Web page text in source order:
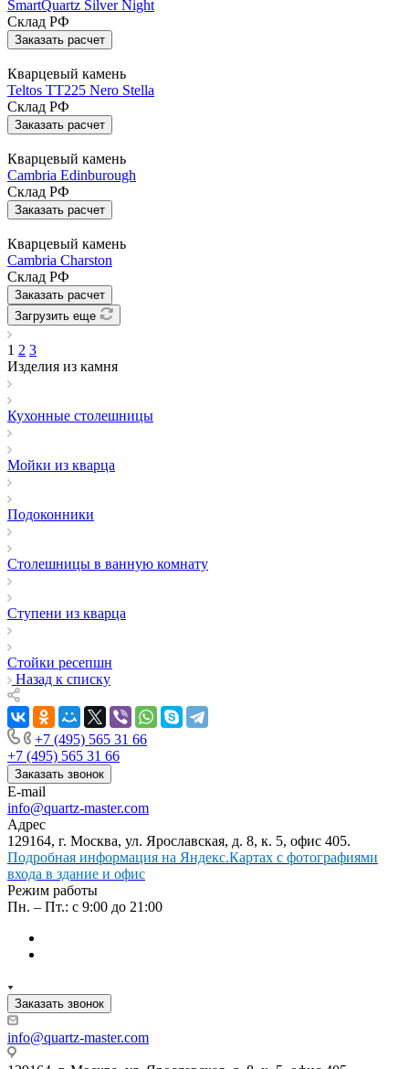
SmartQuartz Silver Night
Склад РФ
Заказать расчет
Кварцевый камень
Teltos TT225 Nero Stella
Склад РФ
Заказать расчет
Кварцевый камень
Cambria Edinburough
Склад РФ
Заказать расчет
Кварцевый камень
Cambria Charston
Склад РФ
Заказать расчет
Загрузить еще
1 2 3
Изделия из камня
Кухонные столешницы
Мойки из кварца
Подоконники
Столешницы в ванную комнату
Ступени из кварца
Стойки ресепшн
Назад к списку
+7 (495) 565 31 66
+7 (495) 565 31 66
Заказать звонок
E-mail
info@quartz-master.com
Адрес
129164, г. Москва, ул. Ярославская, д. 8, к. 5, офис 405.
Подробная информация на Яндекс.Картах с фотографиями
входа в здание и офис
Режим работы
Пн. – Пт.: с 9:00 до 21:00
Заказать звонок
info@quartz-master.com